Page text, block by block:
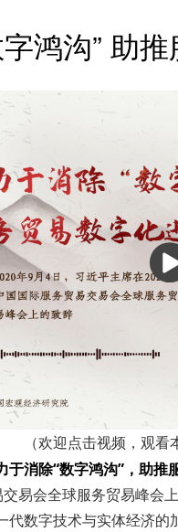
鸿沟” 助
播
放
（欢迎点击视频，观看
消除“数字鸿沟”，助推
易会全球服务贸易峰会上
数字技术与实体经济